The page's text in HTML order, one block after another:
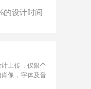
的设计时间
上传，仅限个
像，字体及音